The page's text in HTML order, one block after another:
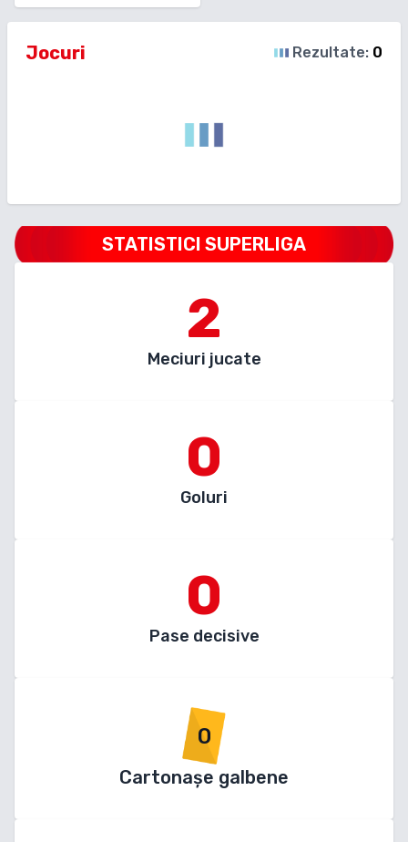
Jocuri Rezultate: 0
STATISTICI SUPERLIGA
2
Meciuri jucate
0
Goluri
0
Pase decisive
0
Cartonașe galbene